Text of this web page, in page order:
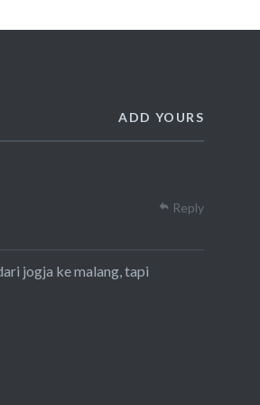
ADD YOURS
jogja ke malang, tapi
Reply